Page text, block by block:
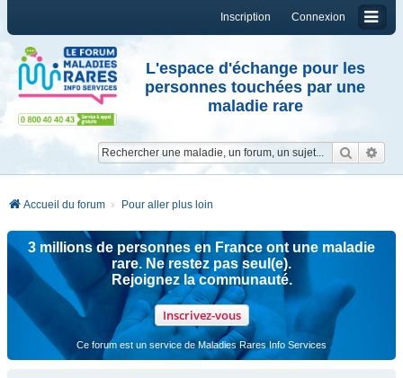
Connexion
Inscription
L'espace d'échange pour les
personnes touchées par une
maladie rare
Accueil du forum Pour aller plus loin
3 millions de personnes en France ont une maladie
rare. Ne restez pas seul(e).
Rejoignez la communauté.
Inscrivez-vous
Ce forum est un service de Maladies Rares Info Services